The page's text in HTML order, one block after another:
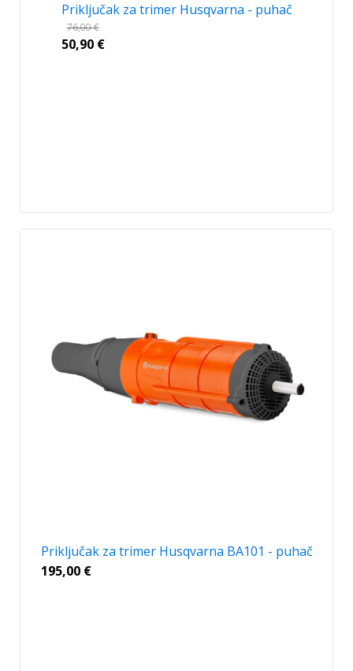
Priključak za trimer Husqvarna - puhač
76,00€
50,90 €
Priključak za trimer Husqvarna BA101 - puhač
195,00 €